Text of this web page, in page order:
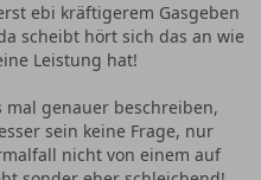
ebi kräftigerem Gasgeben
scheibt hört sich das an wie
Leistung hat!
genauer beschreiben,
sein keine Frage, nur
nicht von einem auf